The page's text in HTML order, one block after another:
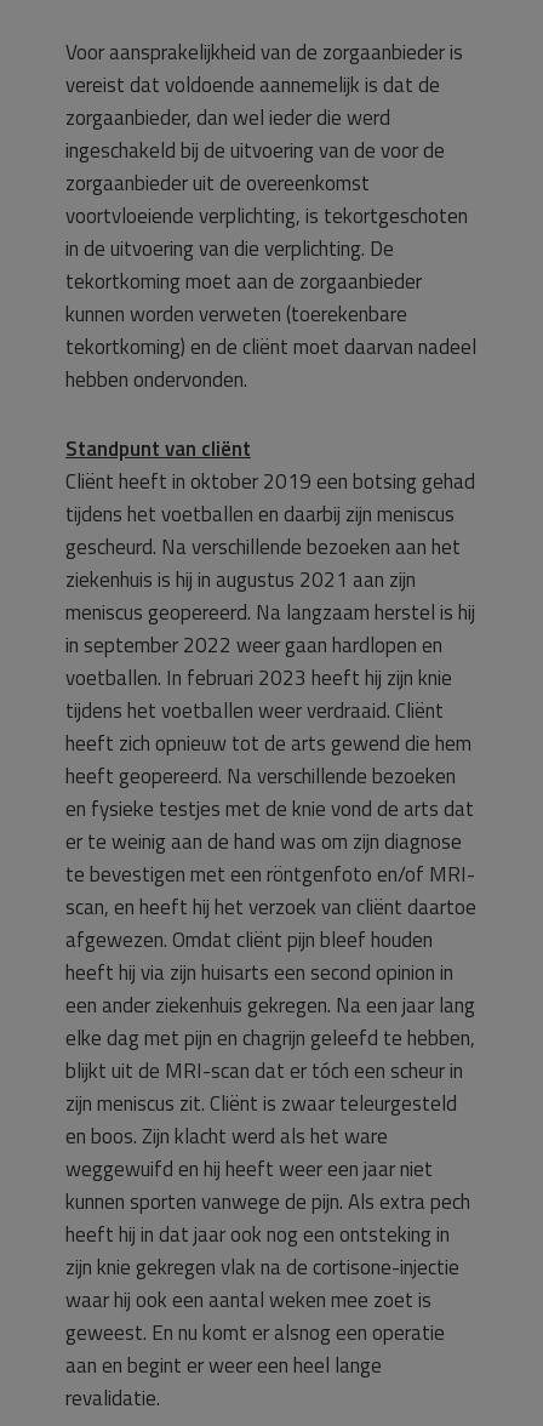
Voor aansprakelijkheid van de zorgaanbieder is
vereist dat voldoende aannemelijk is dat de
zorgaanbieder, dan wel ieder die werd
ingeschakeld bij de uitvoering van de voor de
zorgaanbieder uit de overeenkomst
voortvloeiende verplichting, is tekortgeschoten
in de uitvoering van die verplichting. De
tekortkoming moet aan de zorgaanbieder
kunnen worden verweten (toerekenbare
tekortkoming) en de cliënt moet daarvan nadeel
hebben ondervonden.
Standpunt van cliënt
Cliënt heeft in oktober 2019 een botsing gehad
tijdens het voetballen en daarbij zijn meniscus
gescheurd. Na verschillende bezoeken aan het
ziekenhuis is hij in augustus 2021 aan zijn
meniscus geopereerd. Na langzaam herstel is hij
in september 2022 weer gaan hardlopen en
voetballen. In februari 2023 heeft hij zijn knie
tijdens het voetballen weer verdraaid. Cliënt
heeft zich opnieuw tot de arts gewend die hem
heeft geopereerd. Na verschillende bezoeken
en fysieke testjes met de knie vond de arts dat
er te weinig aan de hand was om zijn diagnose
te bevestigen met een röntgenfoto en/of MRI-
scan, en heeft hij het verzoek van cliënt daartoe
afgewezen. Omdat cliënt pijn bleef houden
heeft hij via zijn huisarts een second opinion in
een ander ziekenhuis gekregen. Na een jaar lang
elke dag met pijn en chagrijn geleefd te hebben,
blijkt uit de MRI-scan dat er tóch een scheur in
zijn meniscus zit. Cliënt is zwaar teleurgesteld
en boos. Zijn klacht werd als het ware
weggewuifd en hij heeft weer een jaar niet
kunnen sporten vanwege de pijn. Als extra pech
heeft hij in dat jaar ook nog een ontsteking in
zijn knie gekregen vlak na de cortisone-injectie
waar hij ook een aantal weken mee zoet is
geweest. En nu komt er alsnog een operatie
aan en begint er weer een heel lange
revalidatie.